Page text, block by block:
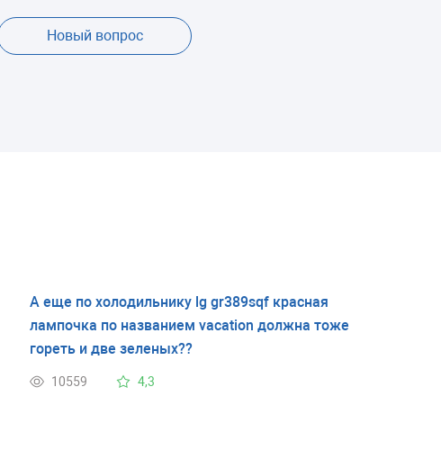
Новый вопрос
А еще по холодильнику lg gr389sqf красная
лампочка по названием vacation должна тоже
гореть и две зеленых??
10559 4,3